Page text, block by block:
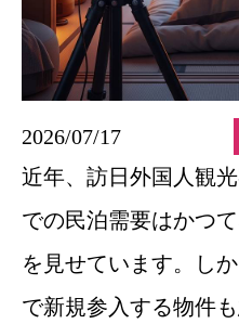
2026/07/17
近年、訪日外国人観
での民泊需要はかつ
を見せています。し
で新規参入する物件